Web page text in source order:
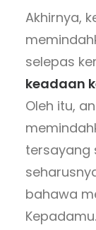
Akhirnya,
selepas
keadaan
Oleh itu,
tersayang
bahawa
Kepadamu.